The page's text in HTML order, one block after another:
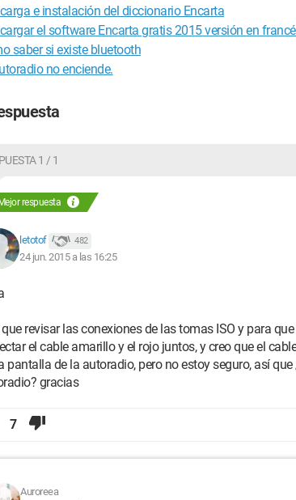
e instalación del diccionario Encarta
el software Encarta gratis 2015 versión en
saber si existe bluetooth
no enciende.
1 / 1
Mejor respuesta
letotof 482
24 jun. 2015 a las 16:25
revisar las conexiones de las tomas ISO y para
el cable amarillo y el rojo juntos, y creo que el
pantalla de la autoradio, pero no estoy seguro, así
gracias
7
Auroreea